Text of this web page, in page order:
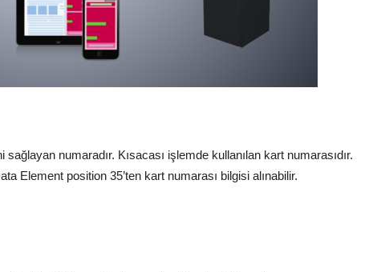
numaradır. Kısacası işlemde kullanılan kart numarasıdır.
Element position 35’ten kart numarası bilgisi alınabilir.